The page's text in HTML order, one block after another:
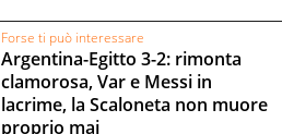
Forse ti può interessare
Argentina-Egitto 3-2: rimonta
clamorosa, Var e Messi in
lacrime, la Scaloneta non muore
proprio mai